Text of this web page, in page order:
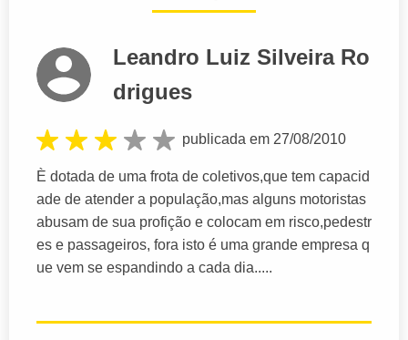
Leandro Luiz Silveira Ro
drigues
publicada em 27/08/2010
È dotada de uma frota de coletivos,que tem capacid
ade de atender a população,mas alguns motoristas
abusam de sua profição e colocam em risco,pedestr
es e passageiros, fora isto é uma grande empresa q
ue vem se espandindo a cada dia.....